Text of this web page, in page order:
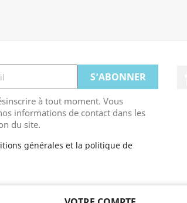
à tout moment. Vous
informations de contact dans les
du site.
générales et la politique de